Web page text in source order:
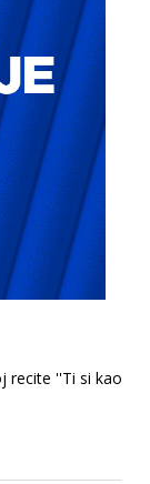
recite ''Ti si kao